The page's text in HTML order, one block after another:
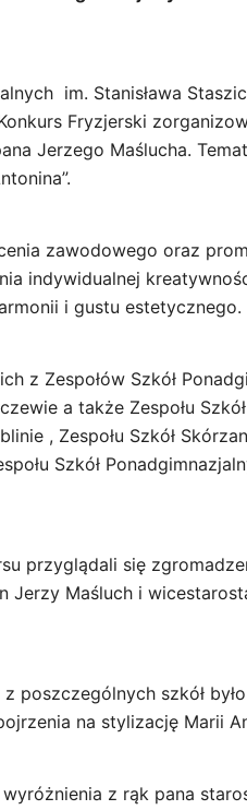
im. Stanisława
Fryzjerski
Jerzego Maślucha.
zawodowego oraz
indywidualnej
i gustu estetycznego.
z Zespołów Szkół
a także Zespołu
, Zespołu Szkół
Szkół
przyglądali się
Maśluch i
poszczególnych szkół
na stylizację Marii
z rąk pana